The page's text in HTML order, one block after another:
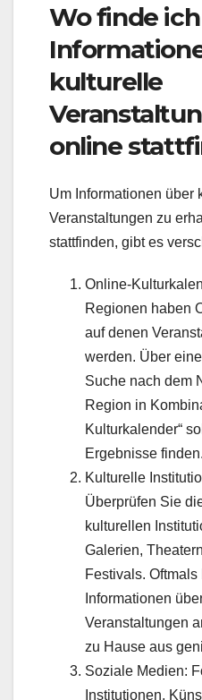
Wo finde ich
kulturelle
online
Um Informationen über
Veranstaltungen zu
stattfinden, gibt es
Online-
Regionen haben
auf denen
werden. Über
Suche nach dem
Region in
Kulturkalender“
Ergebnisse finden.
Kulturelle
Überprüfen Sie
kulturellen
Galerien,
Festivals.
Informationen
Veranstaltungen
zu Hause aus
Soziale Medien:
Institutionen,